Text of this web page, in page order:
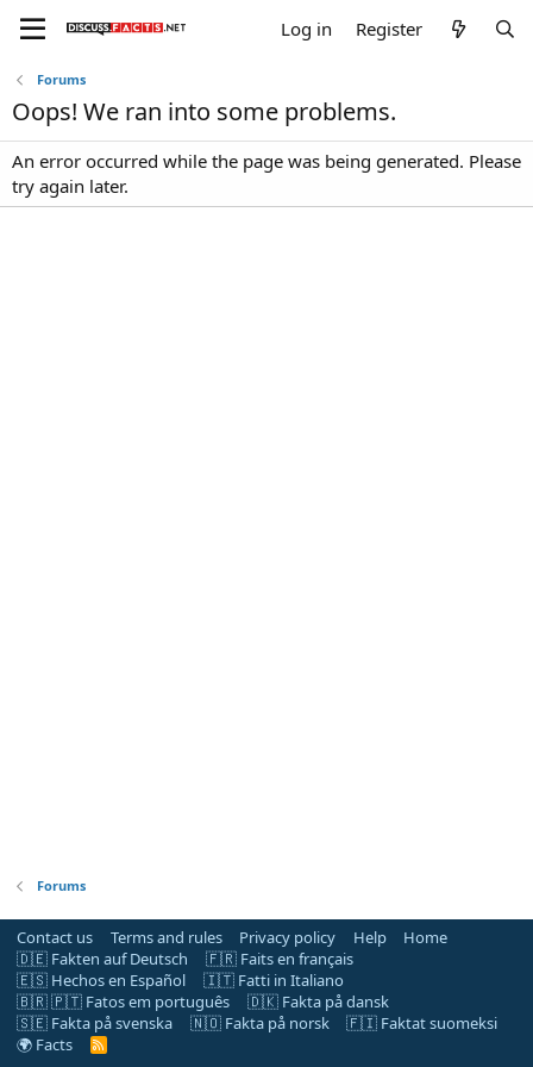
Log in Register
Forums
Oops! We ran into some problems.
An error occurred while the page was being generated. Please
try again later.
Forums
Contact us Terms and rules Privacy policy Help
Home
🇩🇪 Fakten auf Deutsch
🇫🇷 Faits en français
🇪🇸 Hechos en Español
🇮🇹 Fatti in Italiano
🇧🇷 🇵🇹 Fatos em português
🇩🇰 Fakta på dansk
🇸🇪 Fakta på svenska
🇳🇴 Fakta på norsk
🇫🇮 Faktat suomeksi
🌍 Facts
R